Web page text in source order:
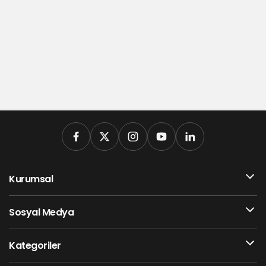
Kurumsal
Sosyal Medya
Kategoriler